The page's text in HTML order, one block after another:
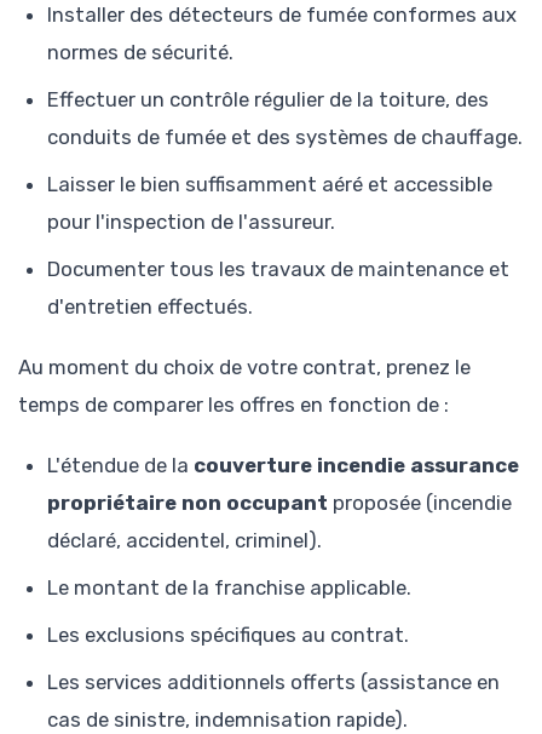
Installer des détecteurs de fumée conformes aux
normes de sécurité.
Effectuer un contrôle régulier de la toiture, des
conduits de fumée et des systèmes de chauffage.
Laisser le bien suffisamment aéré et accessible
pour l'inspection de l'assureur.
Documenter tous les travaux de maintenance et
d'entretien effectués.
Au moment du choix de votre contrat, prenez le
temps de comparer les offres en fonction de :
L'étendue de la couverture incendie assurance
propriétaire non occupant proposée (incendie
déclaré, accidentel, criminel).
Le montant de la franchise applicable.
Les exclusions spécifiques au contrat.
Les services additionnels offerts (assistance en
cas de sinistre, indemnisation rapide).